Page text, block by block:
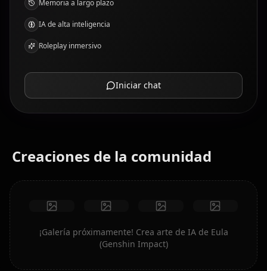
Memoria a largo plazo
IA de alta inteligencia
Roleplay inmersivo
Iniciar chat
Creaciones de la comunidad
¡Galería próximamente! Crea arte de IA de Eula
(Genshin Impact)